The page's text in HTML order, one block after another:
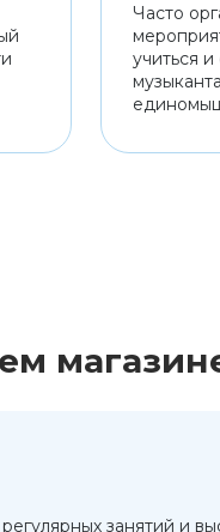
Часто
учиться
занятий и